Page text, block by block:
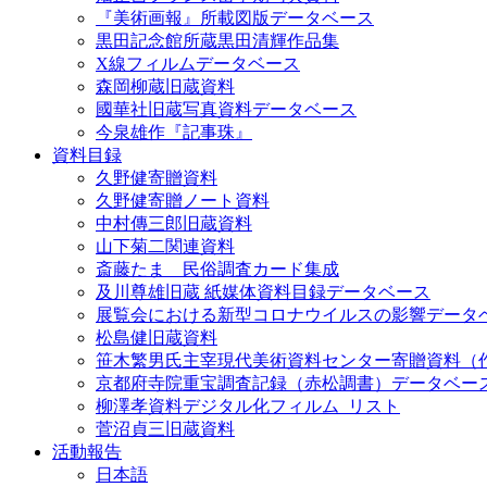
『美術画報』所載図版データベース
黒田記念館所蔵黒田清輝作品集
X線フィルムデータベース
森岡柳蔵旧蔵資料
國華社旧蔵写真資料データベース
今泉雄作『記事珠』
資料目録
久野健寄贈資料
久野健寄贈ノート資料
中村傳三郎旧蔵資料
山下菊二関連資料
斎藤たま 民俗調査カード集成
及川尊雄旧蔵 紙媒体資料目録データベース
展覧会における新型コロナウイルスの影響データ
松島健旧蔵資料
笹木繁男氏主宰現代美術資料センター寄贈資料（
京都府寺院重宝調査記録（赤松調書）データベー
柳澤孝資料デジタル化フィルム_リスト
菅沼貞三旧蔵資料
活動報告
日本語